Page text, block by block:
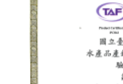
Size/Package: M (200g / 10-12
pcs) / 1 box
Size/Package: L (200g / 7-10 pcs)